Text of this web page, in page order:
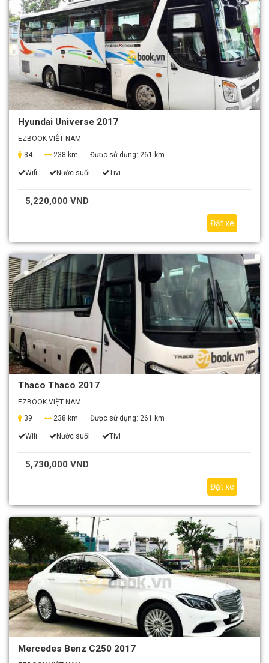
Hyundai Universe 2017
EZBOOK VIỆT NAM
34
238 km Được sử dụng: 261 km
Wifi Nước suối Tivi
5,220,000 VND
Đặt xe
Thaco Thaco 2017
EZBOOK VIỆT NAM
39
238 km Được sử dụng: 261 km
Wifi Nước suối Tivi
5,730,000 VND
Đặt xe
Mercedes Benz C250 2017